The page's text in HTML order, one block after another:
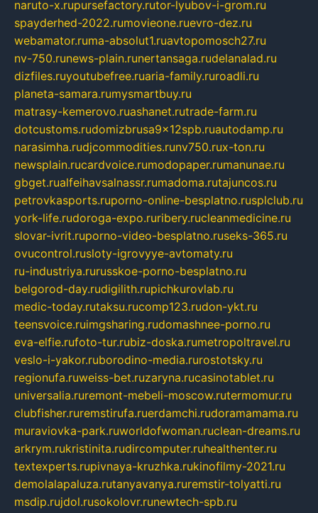
naruto-x.rupursefactory.rutor-lyubov-i-grom.ru
spayderhed-2022.rumovieone.ruevro-dez.ru
webamator.ruma-absolut1.ruavtopomosch27.ru
nv-750.runews-plain.runertansaga.rudelanalad.ru
dizfiles.ruyoutubefree.ruaria-family.ruroadli.ru
planeta-samara.rumysmartbuy.ru
matrasy-kemerovo.ruashanet.rutrade-farm.ru
dotcustoms.rudomizbrusa9x12spb.ruautodamp.ru
narasimha.rudjcommodities.runv750.rux-ton.ru
newsplain.rucardvoice.rumodopaper.rumanunae.ru
gbget.rualfeihavsalnassr.rumadoma.rutajuncos.ru
petrovkasports.ruporno-online-besplatno.rusplclub.ru
york-life.rudoroga-expo.ruribery.rucleanmedicine.ru
slovar-ivrit.ruporno-video-besplatno.ruseks-365.ru
ovucontrol.rusloty-igrovyye-avtomaty.ru
ru-industriya.rurusskoe-porno-besplatno.ru
belgorod-day.rudigilith.rupichkurovlab.ru
medic-today.rutaksu.rucomp123.rudon-ykt.ru
teensvoice.ruimgsharing.rudomashnee-porno.ru
eva-elfie.rufoto-tur.rubiz-doska.rumetropoltravel.ru
veslo-i-yakor.ruborodino-media.rurostotsky.ru
regionufa.ruweiss-bet.ruzaryna.rucasinotablet.ru
universalia.ruremont-mebeli-moscow.rutermomur.ru
clubfisher.ruremstirufa.ruerdamchi.rudoramamama.ru
muraviovka-park.ruworldofwoman.ruclean-dreams.ru
arkrym.rukristinita.rudircomputer.ruhealthenter.ru
textexperts.rupivnaya-kruzhka.rukinofilmy-2021.ru
demolalapaluza.rutanyavanya.ruremstir-tolyatti.ru
msdip.rujdol.rusokolovr.runewtech-spb.ru